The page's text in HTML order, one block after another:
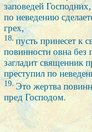
заповедей
по неведению
грех,
18. пусть принесет к
повинности овна без
загладит священник
преступил по
19.Это жертва
пред Господом.